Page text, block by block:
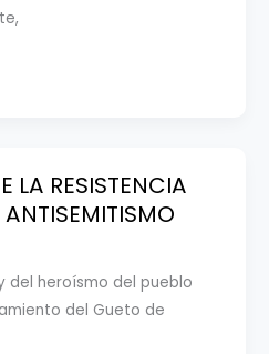
LA RESISTENCIA
del heroísmo del pueblo
del Gueto de